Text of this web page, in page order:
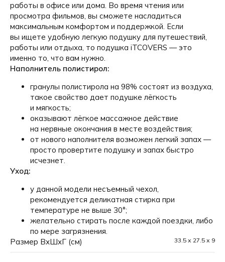
работы в офисе или дома. Во время чтения или
просмотра фильмов, вы сможете насладиться
максимальным комфортом и поддержкой. Если
вы ищете удобную легкую подушку для путешествий,
работы или отдыха, то подушка iTCOVERS — это
именно то, что вам нужно.
Наполнитель полистирол:
гранулы полистирола на 98% состоят из воздуха,
такое свойство дает подушке лёгкость
и мягкость;
оказывают лёгкое массажное действие
на нервные окончания в месте воздействия;
от нового наполнителя возможен легкий запах —
просто провертите подушку и запах быстро
исчезнет.
Уход:
у данной модели несъемный чехол,
рекомендуется деликатная стирка при
температуре не выше 30°;
желательно стирать после каждой поездки, либо
по мере загрязнения.
Размер ВхШхГ (см)
33.5 х 27.5 х 9